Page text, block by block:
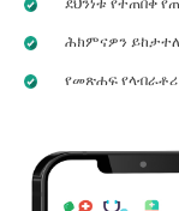
ሕክምናዎን
የመጽሐፍ